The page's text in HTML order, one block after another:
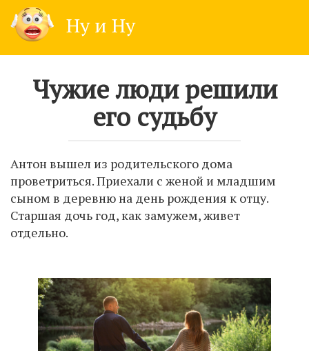
content
Ну и Ну
Чужие люди решили
его судьбу
Антон вышел из родительского дома
проветриться. Приехали с женой и младшим
сыном в деревню на день рождения к отцу.
Старшая дочь год, как замужем, живет
отдельно.